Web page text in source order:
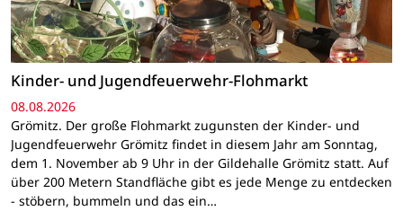
Kinder- und Jugendfeuerwehr-Flohmarkt
08.08.2026
Grömitz. Der große Flohmarkt zugunsten der Kinder- und
Jugendfeuerwehr Grömitz findet in diesem Jahr am Sonntag,
dem 1. November ab 9 Uhr in der Gildehalle Grömitz statt. Auf
über 200 Metern Standfläche gibt es jede Menge zu entdecken
- stöbern, bummeln und das ein…